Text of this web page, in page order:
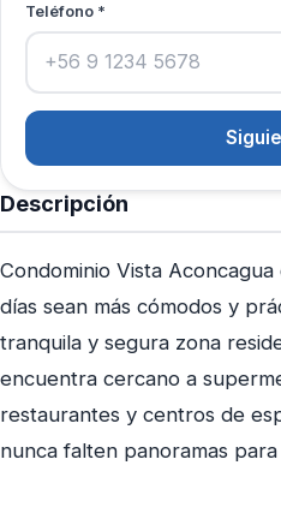
Descripción
Condominio Vista
días sean más cómodos y
tranquila y segura zona
encuentra cercano a
restaurantes y centros de
nunca falten panoramas para
Teléfono *